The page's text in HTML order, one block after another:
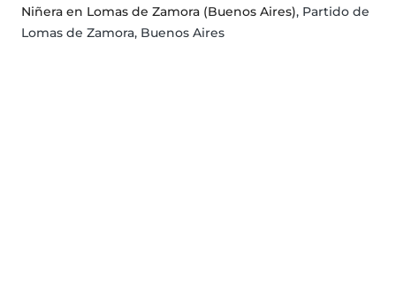
Niñera en Lomas de Zamora (Buenos Aires), Partido de
Lomas de Zamora, Buenos Aires